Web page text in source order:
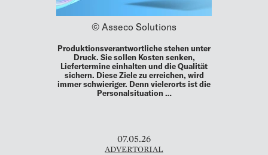
© Asseco Solutions
Produktionsverantwortliche stehen unter
Druck. Sie sollen Kosten senken,
Liefertermine einhalten und die Qualität
sichern. Diese Ziele zu erreichen, wird
immer schwieriger. Denn vielerorts ist die
Personalsituation …
07.05.26
ADVERTORIAL